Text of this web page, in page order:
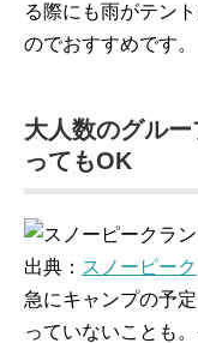
る際にも雨がテン
のでおすすめです。
大人数のグル
ってもOK
出典： スノーピーク
急にキャンプの予
っていないことも